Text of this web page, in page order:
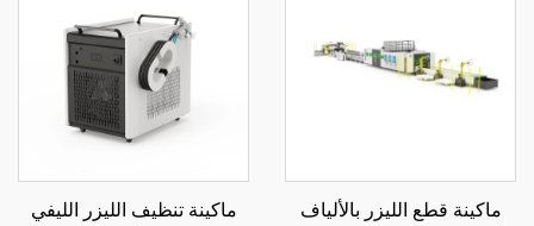
ماكينة قطع الليزر بالألياف
ماكينة تنظيف الليزر الليفي